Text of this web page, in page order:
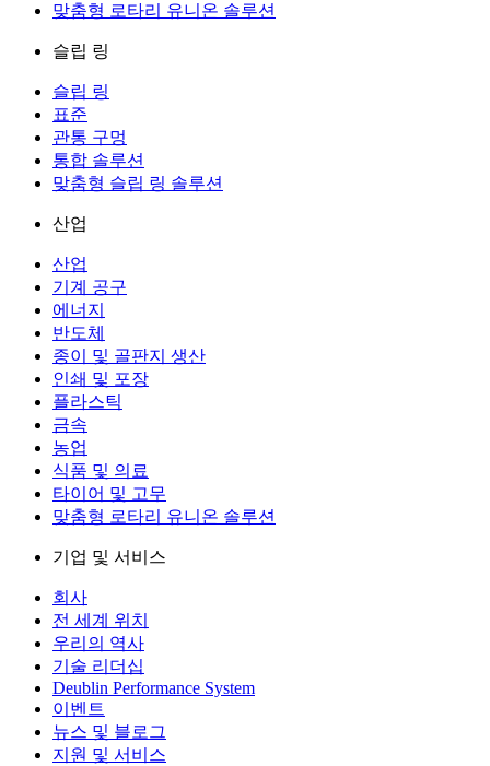
맞춤형 로타리 유니온 솔루션
슬립 링
슬립 링
표준
관통 구멍
통합 솔루션
맞춤형 슬립 링 솔루션
산업
산업
기계 공구
에너지
반도체
종이 및 골판지 생산
인쇄 및 포장
플라스틱
금속
농업
식품 및 의료
타이어 및 고무
맞춤형 로타리 유니온 솔루션
기업 및 서비스
회사
전 세계 위치
우리의 역사
기술 리더십
Deublin Performance System
이벤트
뉴스 및 블로그
지원 및 서비스